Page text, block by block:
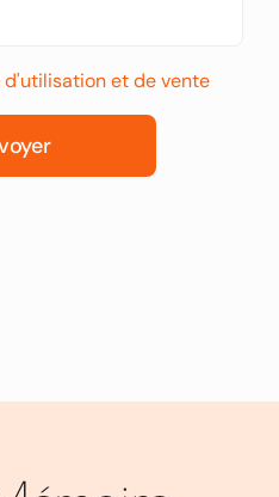
et de vente